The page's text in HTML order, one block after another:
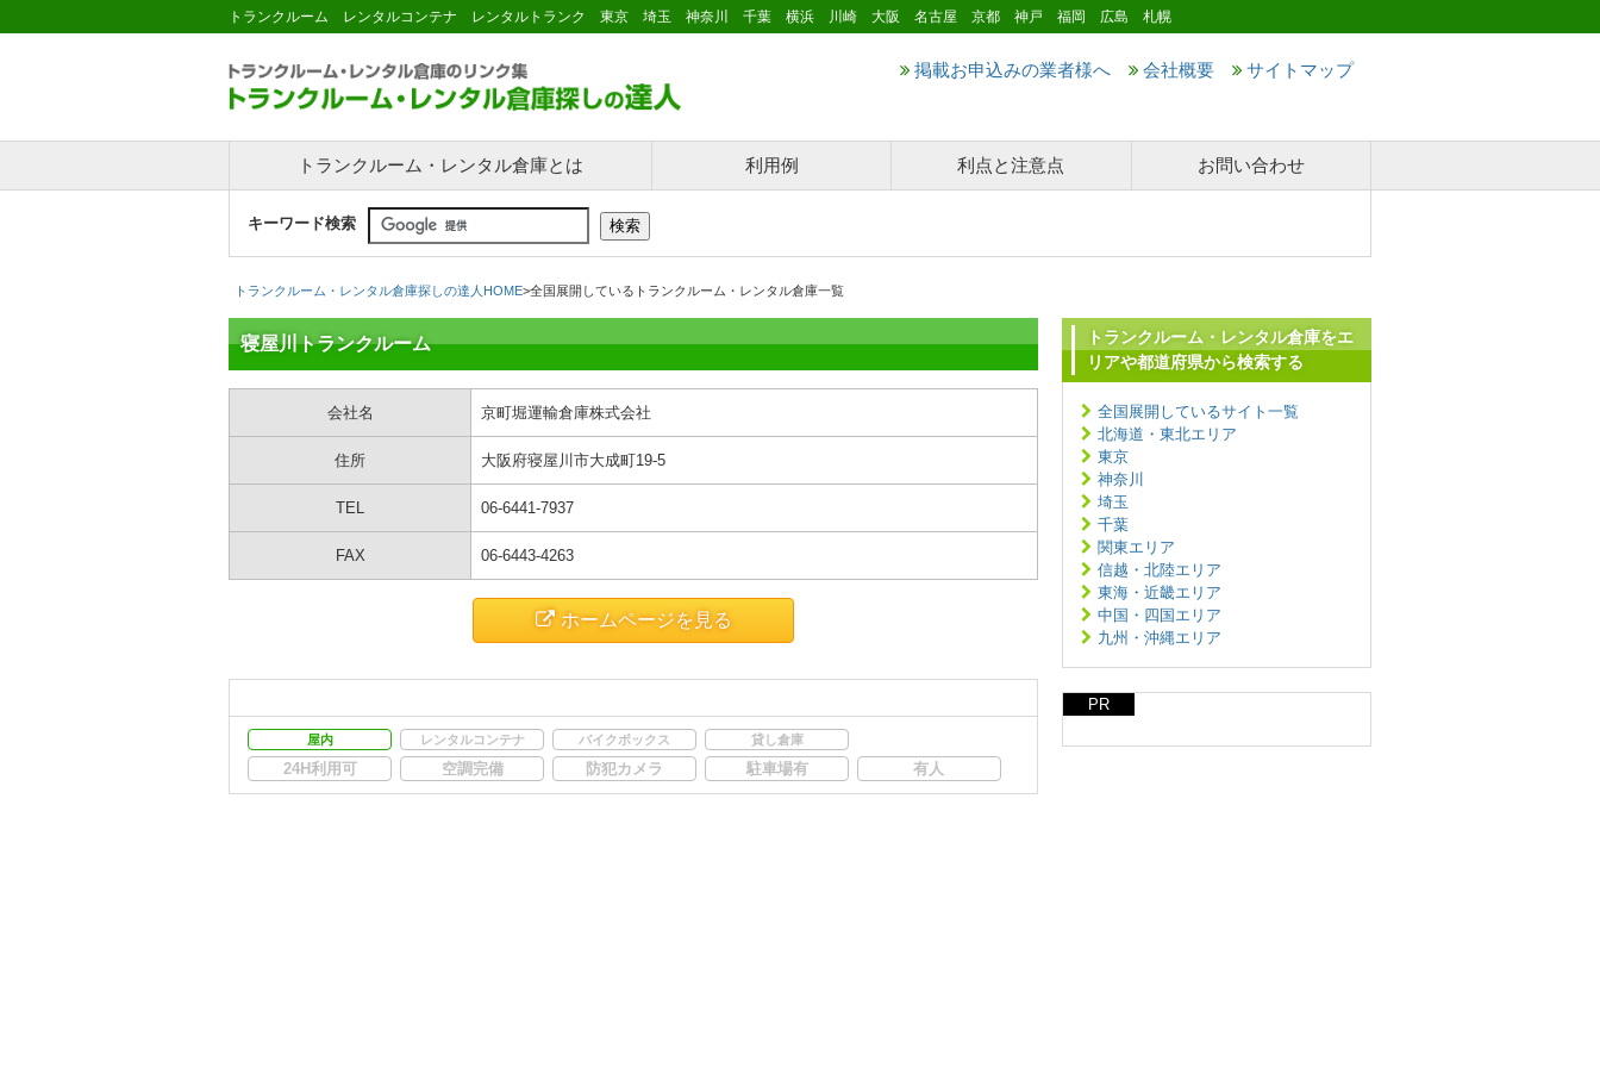
トランクルーム レンタルコンテナ レンタルトランク 東京 埼玉 神奈川 千葉 横浜 川崎 大阪 名古屋 京都 神戸 福岡 広島 札幌
掲載お申込みの業者様へ 会社概要 サイトマップ
トランクルーム・レンタル倉庫とは 利用例 利点と注意点 お問い合わせ
キーワード検索
トランクルーム・レンタル倉庫探しの達人HOME>全国展開しているトランクルーム・レンタル倉庫一覧
寝屋川トランクルーム
会社名 京町堀運輸倉庫株式会社
住所 大阪府寝屋川市大成町19-5
TEL 06-6441-7937
FAX 06-6443-4263
ホームページを見る
屋内 レンタルコンテナ バイクボックス 貸し倉庫
24H利用可 空調完備 防犯カメラ 駐車場有 有人
トランクルーム・レンタル倉庫をエ
リアや都道府県から検索する
全国展開しているサイト一覧
北海道・東北エリア
東京
神奈川
埼玉
千葉
関東エリア
信越・北陸エリア
東海・近畿エリア
中国・四国エリア
九州・沖縄エリア
PR